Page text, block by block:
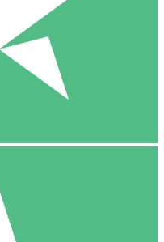
00
00